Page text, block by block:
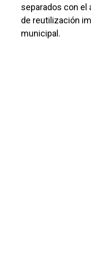
separados con el
de reutilización
municipal.